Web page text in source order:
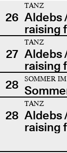
26
TANZ
Aldebs
raising
27
TANZ
Aldebs
raising
28
SOMMER
28
TANZ
Aldebs
raising